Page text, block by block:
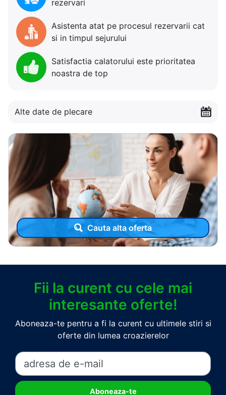
rezervari
Asistenta atat pe procesul rezervarii cat
si in timpul sejurului
Satisfactia calatorului este prioritatea
noastra de top
Alte date de plecare
Cauta alta oferta
Fii la curent cu cele mai
interesante oferte!
Aboneaza-te pentru a fi la curent cu ultimele stiri si
oferte din lumea croazierelor